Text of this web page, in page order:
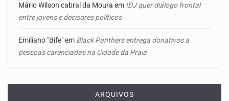
Mário Wilson cabral da Moura em IDJ quer diálogo frontal
entre jovens e decisores políticos
Emiliano "Bife"em Black Panthers entrega donativos a
pessoas carenciadas na Cidade da Praia
ARQUIVOS